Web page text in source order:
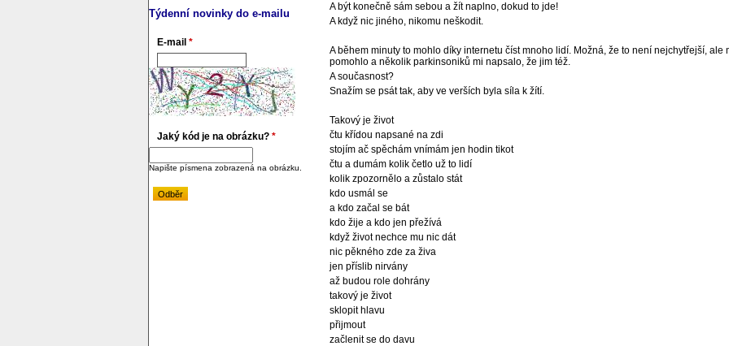
A být konečně sám sebou a žít naplno, dokud to jde!
A když nic jiného, nikomu neškodit.
A během minuty to mohlo díky internetu číst mnoho lidí. Možná, že to není nejchytřejší, ale
pomohlo a několik parkinsoniků mi napsalo, že jim též.
A současnost?
Snažím se psát tak, aby ve verších byla síla k žítí.
Takový je život
čtu křídou napsané na zdi
stojím ač spěchám vnímám jen hodin tikot
čtu a dumám kolik četlo už to lidí
kolik zpozornělo a zůstalo stát
kdo usmál se
a kdo začal se bát
kdo žije a kdo jen přežívá
když život nechce mu nic dát
nic pěkného zde za živa
jen příslib nirvány
až budou role dohrány
takový je život
sklopit hlavu
přijmout
začlenit se do davu
Týdenní novinky do e-mailu
E-mail *
Jaký kód je na obrázku? *
Napište písmena zobrazená na obrázku.